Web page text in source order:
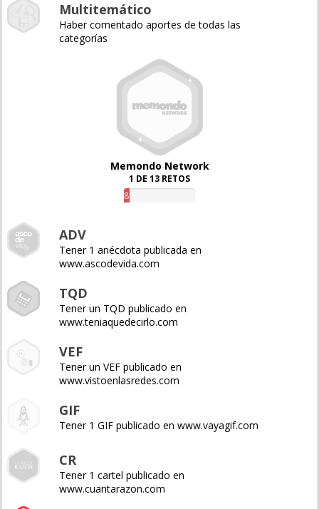
Multitemático
Haber comentado aportes de todas las
categorías
Memondo Network
1 DE 13 RETOS
8%
ADV
Tener 1 anécdota publicada en
www.ascodevida.com
TQD
Tener un TQD publicado en
www.teniaquedecirlo.com
VEF
Tener un VEF publicado en
www.vistoenlasredes.com
GIF
Tener 1 GIF publicado en www.vayagif.com
CR
Tener 1 cartel publicado en
www.cuantarazon.com